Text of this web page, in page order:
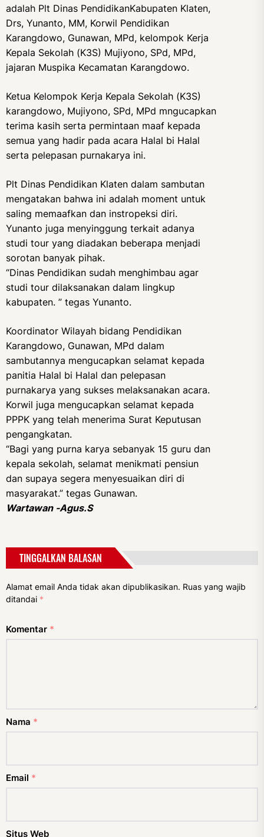
adalah Plt Dinas PendidikanKabupaten Klaten,
Drs, Yunanto, MM, Korwil Pendidikan
Karangdowo, Gunawan, MPd, kelompok Kerja
Kepala Sekolah (K3S) Mujiyono, SPd, MPd,
jajaran Muspika Kecamatan Karangdowo.
Ketua Kelompok Kerja Kepala Sekolah (K3S)
karangdowo, Mujiyono, SPd, MPd mngucapkan
terima kasih serta permintaan maaf kepada
semua yang hadir pada acara Halal bi Halal
serta pelepasan purnakarya ini.
Plt Dinas Pendidikan Klaten dalam sambutan
mengatakan bahwa ini adalah moment untuk
saling memaafkan dan instropeksi diri.
Yunanto juga menyinggung terkait adanya
studi tour yang diadakan beberapa menjadi
sorotan banyak pihak.
“Dinas Pendidikan sudah menghimbau agar
studi tour dilaksanakan dalam lingkup
kabupaten. ” tegas Yunanto.
Koordinator Wilayah bidang Pendidikan
Karangdowo, Gunawan, MPd dalam
sambutannya mengucapkan selamat kepada
panitia Halal bi Halal dan pelepasan
purnakarya yang sukses melaksanakan acara.
Korwil juga mengucapkan selamat kepada
PPPK yang telah menerima Surat Keputusan
pengangkatan.
“Bagi yang purna karya sebanyak 15 guru dan
kepala sekolah, selamat menikmati pensiun
dan supaya segera menyesuaikan diri di
masyarakat.” tegas Gunawan.
Wartawan -Agus.S
TINGGALKAN BALASAN
Alamat email Anda tidak akan dipublikasikan. Ruas yang wajib
ditandai *
Komentar *
Nama *
Email *
Situs Web